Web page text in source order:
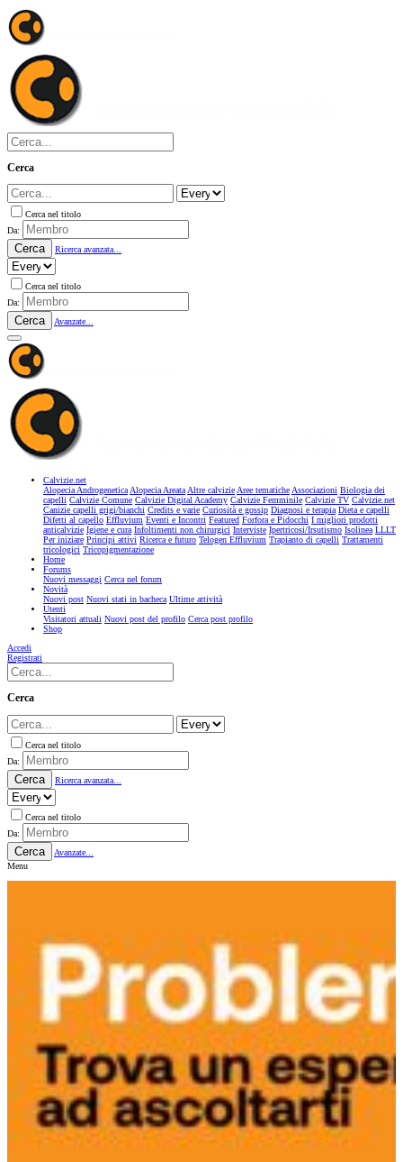
Cerca
Cerca nel titolo
Da:
Cerca Ricerca avanzata...
Cerca nel titolo
Da:
Cerca Avanzate...
Calvizie.net
Alopecia AndrogeneticaAlopecia AreataAltre calvizieAree tematicheAssociazioni Biologia dei
capelli Calvizie Comune Calvizie Digital Academy Calvizie Femminile Calvizie TV Calvizie.net
Canizie capelli grigi/bianchi Credits e varie Curiosità e gossip Diagnosi e terapia Dieta e capelli
Difetti al capello Effluvium Eventi e Incontri Featured Forfora e Pidocchi I migliori prodotti
anticalvizie Igiene e cura Infoltimenti non chirurgici Interviste Ipertricosi/Irsutismo Isolinea LLLT
Per iniziare Principi attivi Ricerca e futuro Telogen Effluvium Trapianto di capelli Trattamenti
tricologici Tricopigmentazione
Home
Forums
Nuovi messaggi Cerca nel forum
Novità
Nuovi post Nuovi stati in bacheca Ultime attività
Utenti
Visitatori attuali Nuovi post del profilo Cerca post profilo
Shop
Accedi
Registrati
Cerca
Cerca nel titolo
Da:
Cerca Ricerca avanzata...
Cerca nel titolo
Da:
Cerca
Avanzate...
Menu